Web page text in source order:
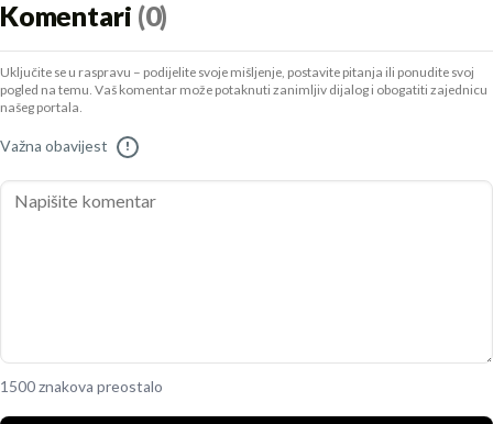
Komentari (0)
Uključite se u raspravu – podijelite svoje mišljenje, postavite pitanja ili ponudite svoj
pogled na temu. Vaš komentar može potaknuti zanimljiv dijalog i obogatiti zajednicu
našeg portala.
Važna obavijest !
1500 znakova preostalo